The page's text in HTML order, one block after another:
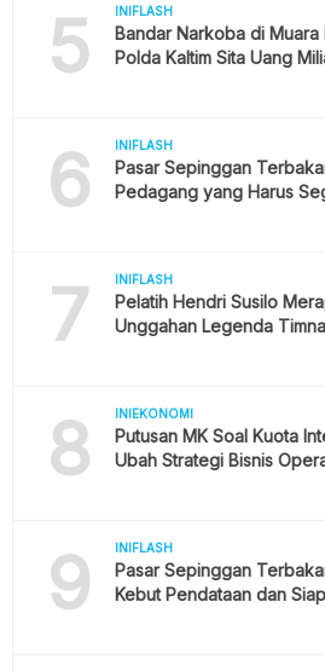
5 INIFLASH
Bandar Narkoba di Muara
Polda Kaltim Sita Uang
6 INIFLASH
Pasar Sepinggan
Pedagang yang Harus
7 INIFLASH
Pelatih Hendri Susilo
Unggahan Legenda
8 INIEKONOMI
Putusan MK Soal Kuota
Ubah Strategi Bisnis
9 INIFLASH
Pasar Sepinggan
Kebut Pendataan dan